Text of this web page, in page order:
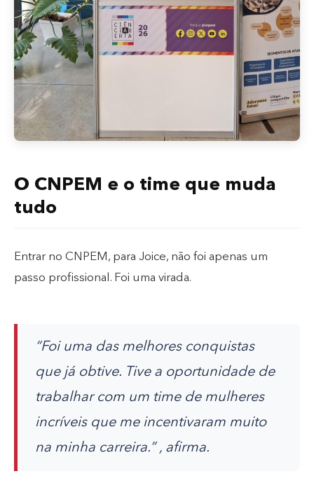
O CNPEM e o time que muda
tudo
Entrar no CNPEM, para Joice, não foi apenas um
passo profissional. Foi uma virada.
“Foi uma das melhores conquistas
que já obtive. Tive a oportunidade de
trabalhar com um time de mulheres
incríveis que me incentivaram muito
na minha carreira.” , afirma.